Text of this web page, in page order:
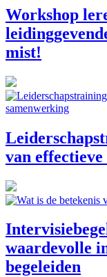
Workshop
mist!
van
waardevolle
begeleiden